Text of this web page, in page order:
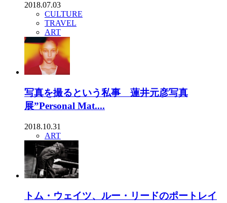
2018.07.03
CULTURE
TRAVEL
ART
写真を撮るという私事 蓮井元彦写真
展”Personal Mat....
2018.10.31
ART
トム・ウェイツ、ルー・リードのポートレイ